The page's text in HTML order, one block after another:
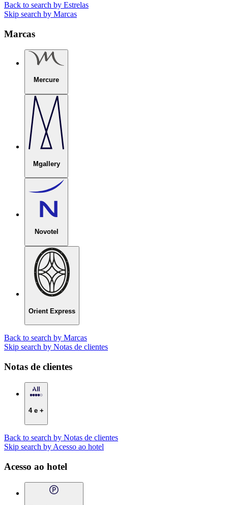
Back to search by Estrelas
Skip search by Marcas
Marcas
Mercure
Mgallery
Novotel
Orient Express
Back to search by Marcas
Skip search by Notas de clientes
Notas de clientes
4 e +
Back to search by Notas de clientes
Skip search by Acesso ao hotel
Acesso ao hotel